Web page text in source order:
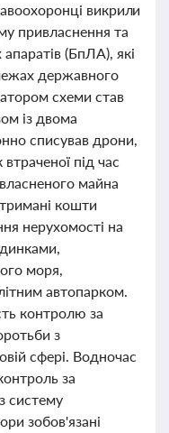
викрили
привласнення та
(БпЛА), які
державного
схеми став
із двома
списував дрони,
під час
майна
кошти
нерухомості на
моря,
автопарком.
контролю за
з
сфері. Водночас
за
систему
зобов'язані